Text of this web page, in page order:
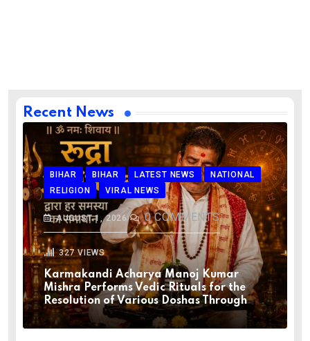
Recent News
BIHAR BIHAR LATEST NEWS
NATIONAL
RELIGION
VIRAL NEWS
AUGUST 1, 2026 0COMMENTS
327 VIEWS
Karmakandi Acharya Manoj Kumar
Mishra Performs Vedic Rituals for the
Resolution of Various Doshas Through